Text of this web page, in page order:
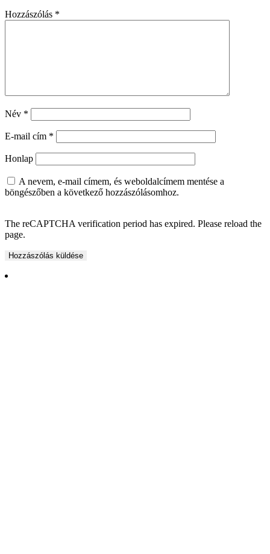
Hozzászólás *
Név *
E-mail cím *
Honlap
A nevem, e-mail címem, és weboldalcímem mentése a
böngészőben a következő hozzászólásomhoz.
The reCAPTCHA verification period has expired. Please reload the
page.